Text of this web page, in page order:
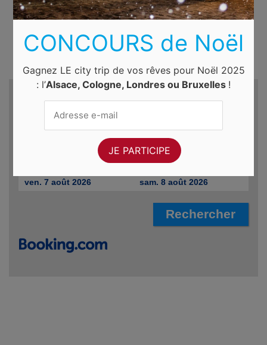
Destination
ven. 7 août 2026 sam. 8 août 2026
CONCOURS de Noël
Gagnez LE city trip de vos rêves pour Noël 2025
: l’Alsace, Cologne, Londres ou Bruxelles !